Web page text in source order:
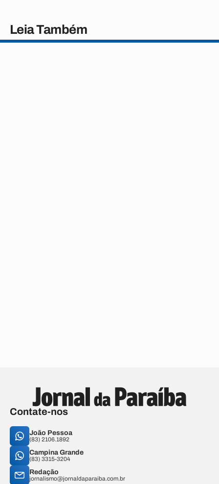
Leia Também
Contate-nos
João Pessoa
(83) 2106.1892
Campina Grande
(83) 3315-3204
Redação
jornalismo@jornaldaparaiba.com.br